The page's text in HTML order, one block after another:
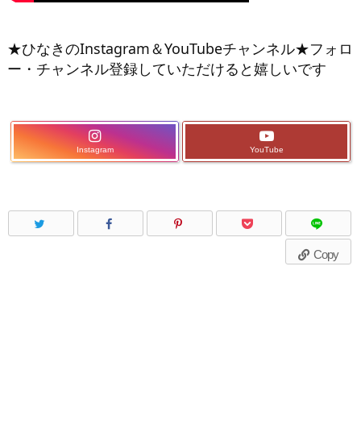
★ひなきのInstagram＆YouTubeチャンネル★フォロ
ー・チャンネル登録していただけると嬉しいです
Instagram YouTube
Copy